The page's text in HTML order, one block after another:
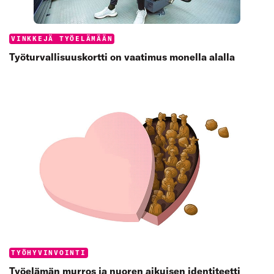
Categories:
VINKKEJÄ TYÖELÄMÄÄN
Työturvallisuus­kortti on vaatimus monella alalla
Categories:
TYÖHYVINVOINTI
Työelämän murros ja nuoren aikuisen identiteetti